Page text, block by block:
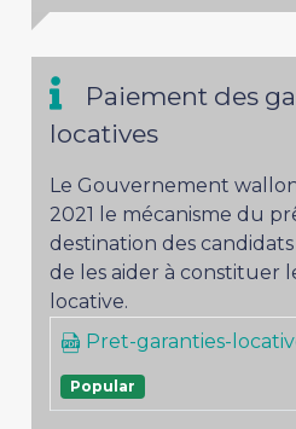
Paiement des
locatives
Le Gouvernement
2021 le mécanisme du
destination des
de les aider à constituer
locative.
Pret-garanties-
Popular